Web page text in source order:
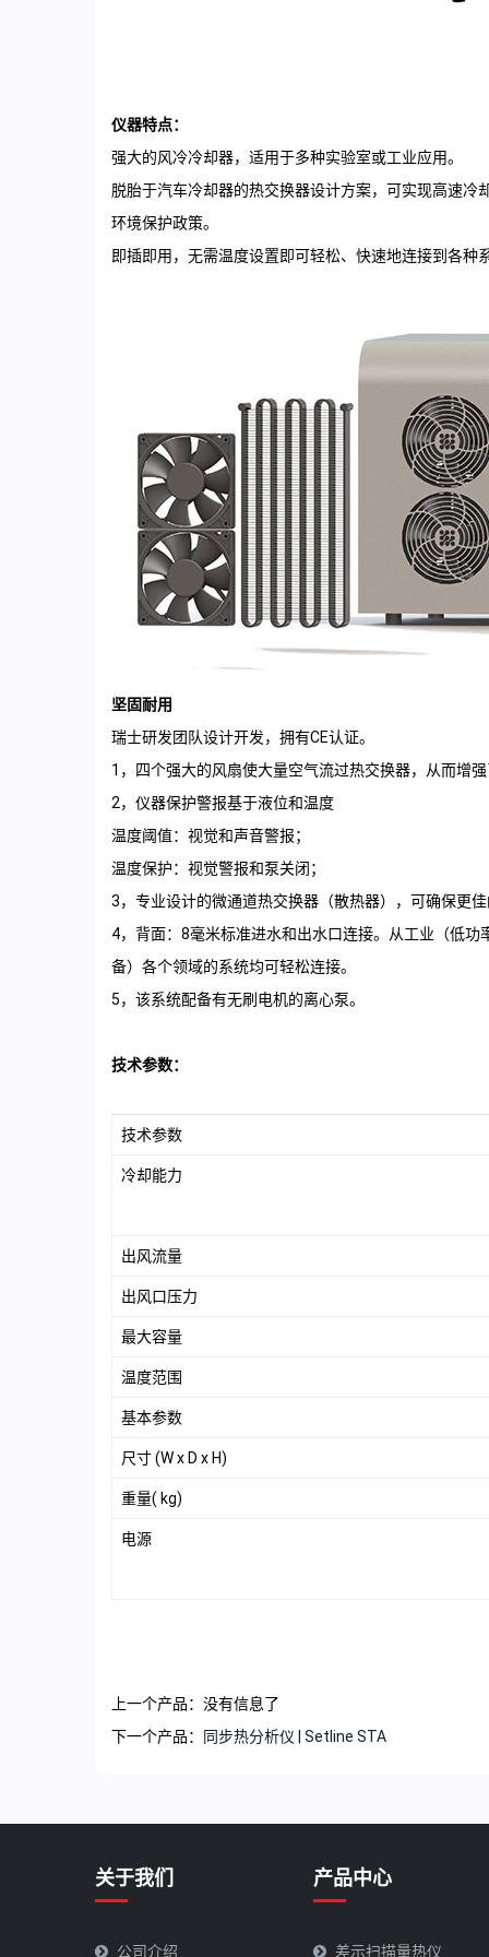
仪器特点：
强大的风冷冷却器，适用于多种实验室或工业应用。
脱胎于汽车冷却器的热交换器设计方案，可实现高速
环境保护政策。
即插即用，无需温度设置即可轻松、快速地连接到各种
坚固耐用
瑞士研发团队设计开发，拥有CE认证。
1，四个强大的风扇使大量空气流过热交换器，从而增
2，仪器保护警报基于液位和温度
温度阈值：视觉和声音警报；
温度保护：视觉警报和泵关闭；
3，专业设计的微通道热交换器（散热器），可确保更
4，背面：8毫米标准进水和出水口连接。从工业（低
备）各个领域的系统均可轻松连接。
5，该系统配备有无刷电机的离心泵。
技术参数：
技术参数
冷却能力
出风流量
出风口压力
最大容量
温度范围
基本参数
尺寸 (W x D x H)
重量( kg)
电源
上一个产品：没有信息了
下一个产品：
同步热分析仪 | Setline STA
关于我们
公司介绍
产品中心
差示扫描量热仪